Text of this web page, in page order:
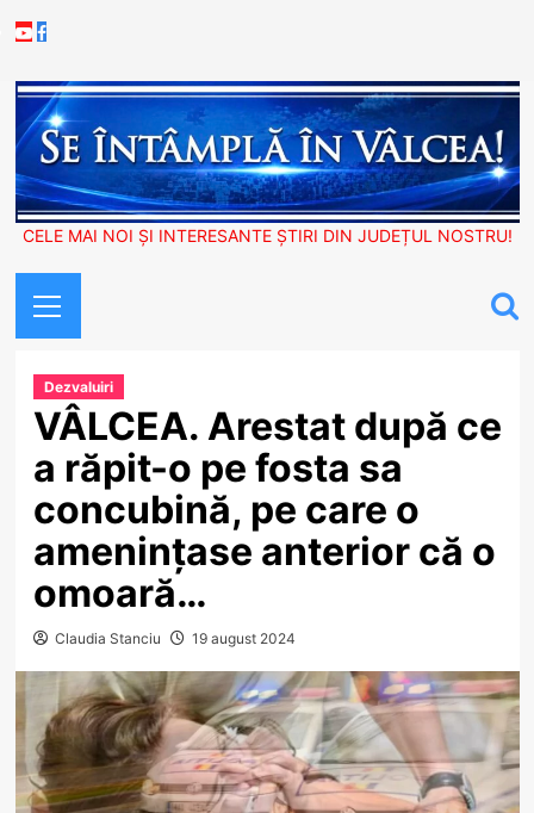
to
Youtube
Facebook
CELE MAI NOI ȘI INTERESANTE ȘTIRI DIN JUDEȚUL NOSTRU!
Menu
Dezvaluiri
VÂLCEA. Arestat după ce
a răpit-o pe fosta sa
concubină, pe care o
amenințase anterior că o
omoară…
Claudia Stanciu 19 august 2024